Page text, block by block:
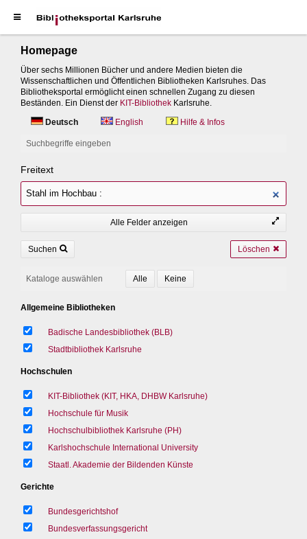
Homepage
Über sechs Millionen Bücher und andere Medien bieten die
Wissenschaftlichen und Öffentlichen Bibliotheken Karlsruhes. Das
Bibliotheksportal ermöglicht einen schnellen Zugang zu diesen
Beständen. Ein Dienst der KIT-Bibliothek Karlsruhe.
Deutsch
English Hilfe & Infos
Suchbegriffe eingeben
Freitext
Alle Felder anzeigen
Suchen Löschen
Kataloge auswählen
Allgemeine Bibliotheken
Badische Landesbibliothek (BLB)
Stadtbibliothek Karlsruhe
Hochschulen
KIT-Bibliothek (KIT, HKA, DHBW Karlsruhe)
Hochschule für Musik
Hochschulbibliothek Karlsruhe (PH)
Karlshochschule International University
Staatl. Akademie der Bildenden Künste
Gerichte
Bundesgerichtshof
Bundesverfassungsgericht